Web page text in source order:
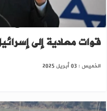
كاتس: سوريا ستدفع
قوات معادية إلى
الخميس : 03 أبريل 2025